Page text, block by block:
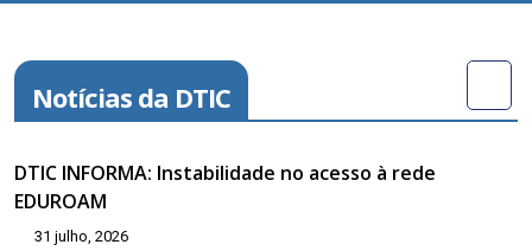
Notícias da DTIC
DTIC INFORMA: Instabilidade no acesso à rede
EDUROAM
31 julho, 2026